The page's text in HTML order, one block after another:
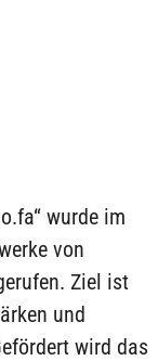
wurde im
von
Ziel ist
und
wird das